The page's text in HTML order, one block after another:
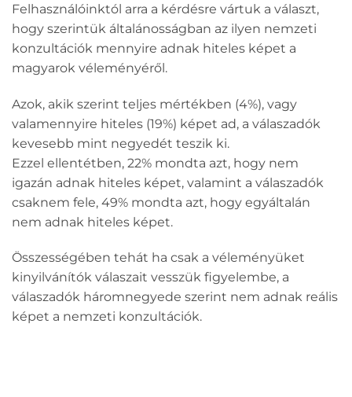
Felhasználóinktól arra a kérdésre vártuk a választ,
hogy szerintük általánosságban az ilyen nemzeti
konzultációk mennyire adnak hiteles képet a
magyarok véleményéről.
Azok, akik szerint teljes mértékben (4%), vagy
valamennyire hiteles (19%) képet ad, a válaszadók
kevesebb mint negyedét teszik ki.
Ezzel ellentétben, 22% mondta azt, hogy nem
igazán adnak hiteles képet, valamint a válaszadók
csaknem fele, 49% mondta azt, hogy egyáltalán
nem adnak hiteles képet.
Összességében tehát ha csak a véleményüket
kinyilvánítók válaszait vesszük figyelembe, a
válaszadók háromnegyede szerint nem adnak reális
képet a nemzeti konzultációk.